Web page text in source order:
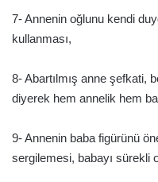
7- Annenin oğlunu kendi
kullanması,
8- Abartılmış anne şefkati,
diyerek hem annelik hem
9- Annenin baba figürünü
sergilemesi, babayı sürekli